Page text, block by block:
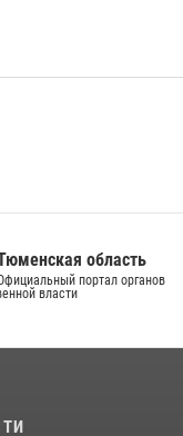
область
портал органов
власти